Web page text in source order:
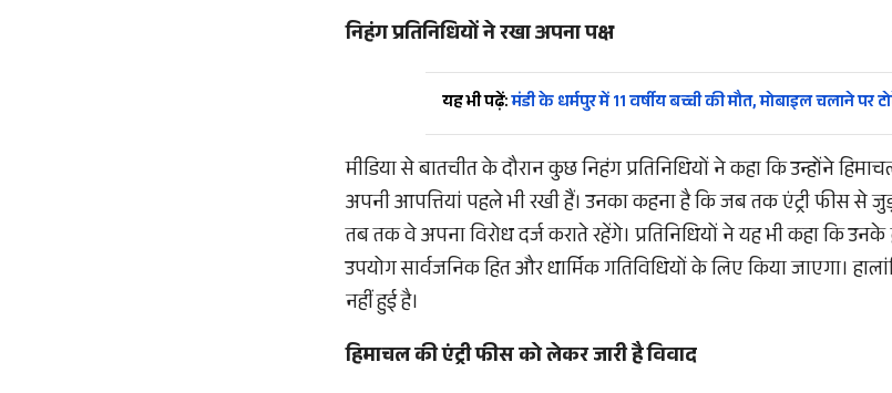
निहंग प्रतिनिधियों ने रखा अपना पक्ष
यह भी पढ़ें:मंडी के धर्मपुर में 11 वर्षीय बच्ची की मौत, मोबाइल चलाने पर
मीडिया से बातचीत के दौरान कुछ निहंग प्रतिनिधियों ने कहा कि उन्होंने
अपनी आपत्तियां पहले भी रखी हैं। उनका कहना है कि जब तक एंट्री फीस से
तब तक वे अपना विरोध दर्ज कराते रहेंगे। प्रतिनिधियों ने यह भी कहा कि उनके
उपयोग सार्वजनिक हित और धार्मिक गतिविधियों के लिए किया जाएगा।
नहीं हुई है।
हिमाचल की एंट्री फीस को लेकर जारी है विवाद